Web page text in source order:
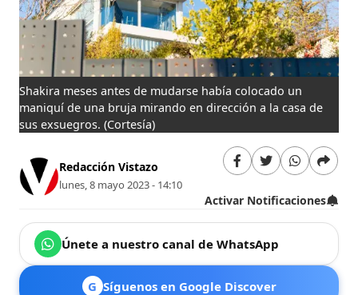
Shakira meses antes de mudarse había colocado un
maniquí de una bruja mirando en dirección a la casa de
sus exsuegros.(Cortesía)
Redacción Vistazo
lunes, 8 mayo 2023 - 14:10
Activar Notificaciones
Únete a nuestro canal de WhatsApp
G Síguenos en Google Discover